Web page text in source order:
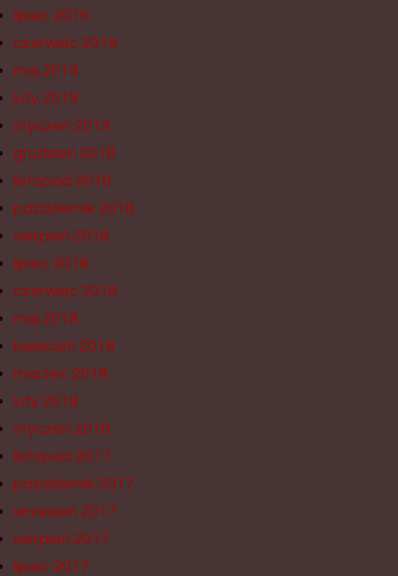
lipiec 2019
czerwiec 2019
maj 2019
luty 2019
styczeń 2019
grudzień 2018
listopad 2018
październik 2018
sierpień 2018
lipiec 2018
czerwiec 2018
maj 2018
kwiecień 2018
marzec 2018
luty 2018
styczeń 2018
listopad 2017
październik 2017
wrzesień 2017
sierpień 2017
lipiec 2017